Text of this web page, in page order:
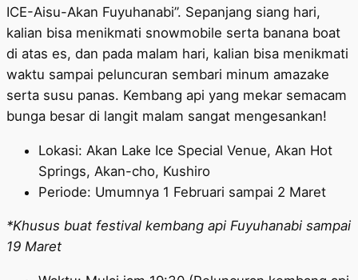
ICE-Aisu-Akan Fuyuhanabi”. Sepanjang siang hari,
kalian bisa menikmati snowmobile serta banana boat
di atas es, dan pada malam hari, kalian bisa menikmati
waktu sampai peluncuran sembari minum amazake
serta susu panas. Kembang api yang mekar semacam
bunga besar di langit malam sangat mengesankan!
Lokasi: Akan Lake Ice Special Venue, Akan Hot
Springs, Akan-cho, Kushiro
Periode: Umumnya 1 Februari sampai 2 Maret
*Khusus buat festival kembang api Fuyuhanabi sampai
19 Maret